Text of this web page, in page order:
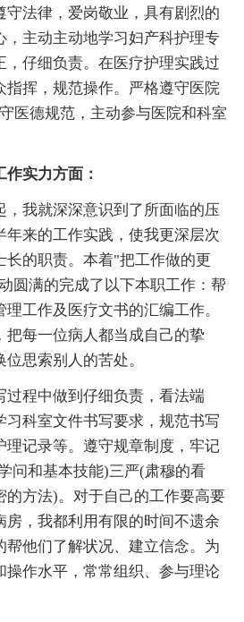
守法律，爱岗敬业，具有剧烈的
，主动主动地学习妇产科护理专
，仔细负责。在医疗护理实践过
指挥，规范操作。严格遵守医院
医德规范，主动参与医院和科室
实力方面：
我就深深意识到了所面临的压
年来的工作实践，使我更深层次
长的职责。本着"把工作做的更
圆满的完成了以下本职工作：帮
工作及医疗文书的汇编工作。
把每一位病人都当成自己的挚
思索别人的苦处。
程中做到仔细负责，看法端
习科室文件书写要求，规范书写
理记录等。遵守规章制度，牢记
问和基本技能)三严(肃穆的看
的方法)。对于自己的工作要高要
房，我都利用有限的时间不遗余
帮他们了解状况、建立信念。为
操作水平，常常组织、参与理论